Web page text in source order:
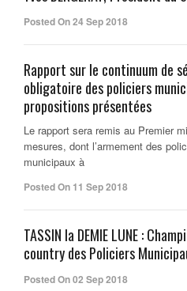
Posted On 24 Sep 2018
Rapport sur le continuum de
obligatoire des policiers
propositions présentées
Le rapport sera remis au Premier
mesures, dont l’armement des
municipaux à
Posted On 11 Sep 2018
TASSIN la DEMIE LUNE :
country des Policiers
Posted On 02 Sep 2018